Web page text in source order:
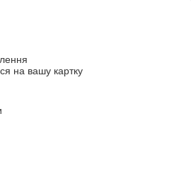
на вашу картку